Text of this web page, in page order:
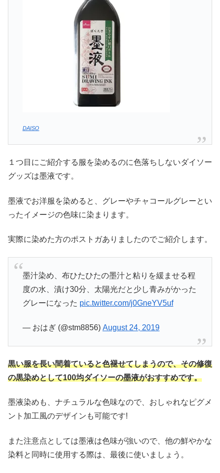
DAISO
１つ目にご紹介する服を染めるのに色落ちしないダイソー
グッズは墨液です。
墨液でお洋服を染めると、グレーやチャコールグレーとい
ったイメージの色味に染まります。
実際に染めた方のポストガありましたのでご紹介します。
墨汁染め、布ひたひたの墨汁と粘りを緩ませる程
度の水、漬け30分、太陽光だと少し青みがかった
グレーになった pic.twitter.com/j0GneYV5uf
— おはぎ (@stm8856) August 24, 2019
黒い服を長い間着ていると色褪せてしまうので、その修復
の黒染めとして100均ダイソーの墨液がおすすめです。
墨液染めも、ナチュラルな色味なので、おしゃれなピグメ
ント加工風のデザインも可能です!
また注意点としては墨液は色味が強いので、他の鮮やかな
染料と同時に使用する際は、最後に使いましょう。